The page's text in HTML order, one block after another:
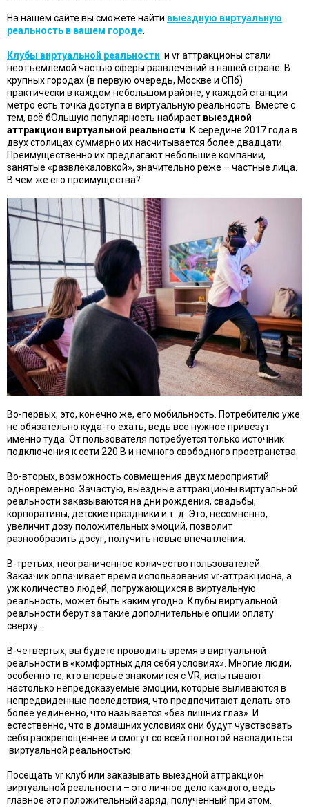
На нашем сайте вы сможете найти выездную виртуальную
реальность в вашем городе.
Клубы виртуальной реальности и vr аттракционы стали
неотъемлемой частью сферы развлечений в нашей стране. В
крупных городах (в первую очередь, Москве и СПб)
практически в каждом небольшом районе, у каждой станции
метро есть точка доступа в виртуальную реальность. Вместе с
тем, всё бОльшую популярность набирает выездной
аттракцион виртуальной реальности. К середине 2017 года в
двух столицах суммарно их насчитывается более двадцати.
Преимущественно их предлагают небольшие компании,
занятые «развлекаловкой», значительно реже – частные лица.
В чем же его преимущества?
Во-первых, это, конечно же, его мобильность. Потребителю уже
не обязательно куда-то ехать, ведь все нужное привезут
именно туда. От пользователя потребуется только источник
подключения к сети 220 В и немного свободного пространства.
Во-вторых, возможность совмещения двух мероприятий
одновременно. Зачастую, выездные аттракционы виртуальной
реальности заказываются на дни рождения, свадьбы,
корпоративы, детские праздники и т. д. Это, несомненно,
увеличит дозу положительных эмоций, позволит
разнообразить досуг, получить новые впечатления.
В-третьих, неограниченное количество пользователей.
Заказчик оплачивает время использования vr-аттракциона, а
уж количество людей, погружающихся в виртуальную
реальность, может быть каким угодно. Клубы виртуальной
реальности берут за такие дополнительные опции оплату
сверху.
В-четвертых, вы будете проводить время в виртуальной
реальности в «комфортных для себя условиях». Многие люди,
особенно те, кто впервые знакомится с VR, испытывают
настолько непредсказуемые эмоции, которые выливаются в
непредвиденные последствия, что предпочитают делать это
более уединенно, что называется «без лишних глаз». И
естественно, что в домашних условиях они будут чувствовать
себя раскрепощеннее и смогут со всей полнотой насладиться
виртуальной реальностью.
Посещать vr клуб или заказывать выездной аттракцион
виртуальной реальности – это личное дело каждого, ведь
главное это положительный заряд, полученный при этом.